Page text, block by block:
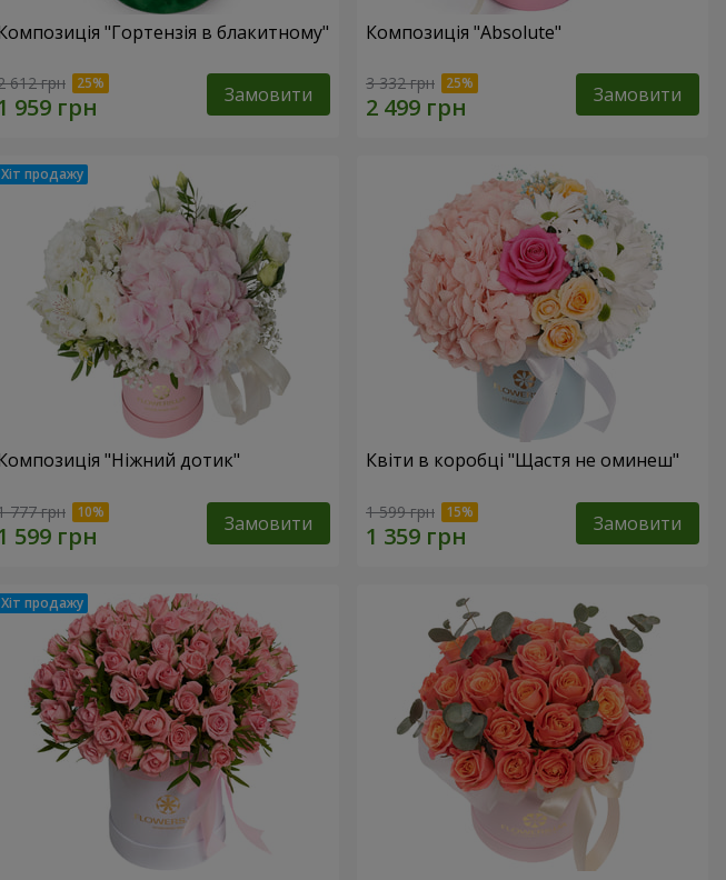
"Гортензія в блакитному"
612 грн Замовити
Композиція "Absolute"
3 332 грн Замовити
"Ніжний дотик"
777 грн Замовити
Квіти в коробці "Щастя не оминеш"
1 599 грн Замовити